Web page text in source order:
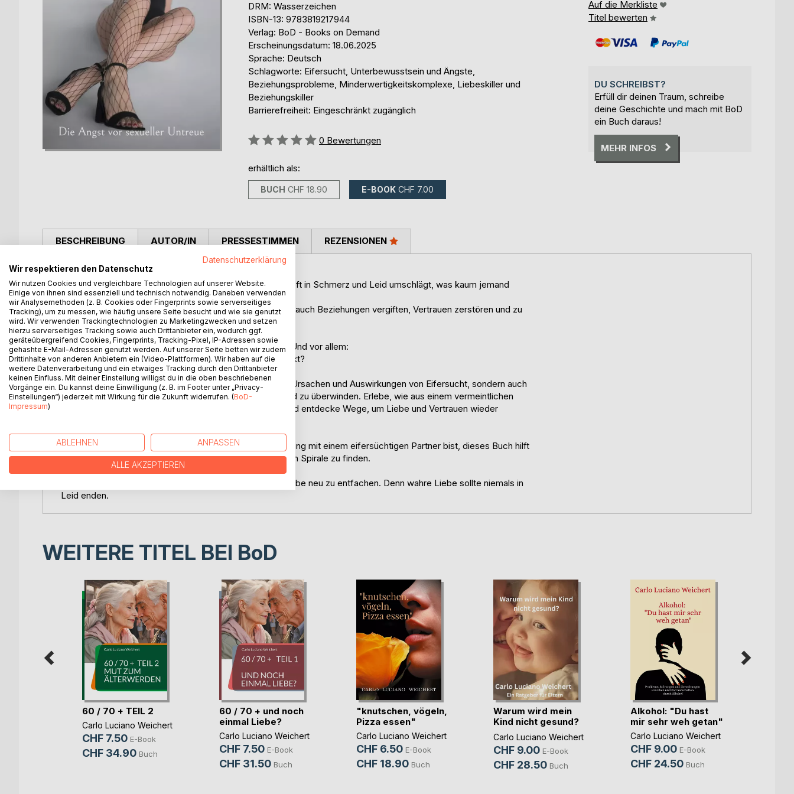
DRM: Wasserzeichen
ISBN-13: 9783819217944
Verlag: BoD - Books on Demand
Erscheinungsdatum: 18.06.2025
Sprache: Deutsch
Schlagworte: Eifersucht, Unterbewusstsein und Ängste,
Beziehungsprobleme, Minderwertigkeitskomplexe, Liebeskiller und
Beziehungskiller
Barrierefreiheit: Eingeschränkt zugänglich
Bewertung::
0 Bewertungen
erhältlich als:
BUCH CHF 18.90 E-BOOK CHF 7.00
Auf die Merkliste
Titel bewerten
DU SCHREIBST?
Erfüll dir deinen Traum, schreibe
deine Geschichte und mach mit BoD
ein Buch daraus!
MEHR INFOS
BESCHREIBUNG
Eifersucht: Wenn Liebe zerstört wird
Eifersucht, ein Gefühl, das aus Liebe geboren wird, aber oft in Schmerz und Leid umschlägt, was kaum jemand
versteht.
Eifersucht kann ein Zeichen von Liebe sein, aber sie kann auch Beziehungen vergiften, Vertrauen zerstören und zu
Kontrolle und Leid führen.
Wie viel Eifersucht ist normal? Wann wird sie gefährlich? Und vor allem:
Wie kann man mit ihr umgehen, bevor sie die Liebe erstickt?
Dieses Buch bietet nicht nur tiefgehende Einblicke in die Ursachen und Auswirkungen von Eifersucht, sondern auch
praktische Strategien, um diese Emotion zu verstehen und zu überwinden. Erlebe, wie aus einem vermeintlichen
Schutzmechanismus ein Beziehungskiller werden kann und entdecke Wege, um Liebe und Vertrauen wieder
Ob du selbst unter Eifersucht leidest oder in einer Beziehung mit einem eifersüchtigen Partner bist, dieses Buch hilft
dir, Klarheit zu gewinnen und Wege aus dieser emotionalen Spirale zu finden.
Lass dich inspirieren, deine Beziehungen zu heilen und Liebe neu zu entfachen. Denn wahre Liebe sollte niemals in
Leid enden.
AUTOR/IN PRESSESTIMMEN REZENSIONEN
WEITERE TITEL BEI BoD
60 / 70 + TEIL 2
Carlo Luciano Weichert
CHF 7.50 E-Book
CHF 34.90 Buch
60 / 70 + und noch
einmal Liebe?
Carlo Luciano Weichert
CHF 7.50 E-Book
CHF 31.50 Buch
"knutschen, vögeln,
Pizza essen"
Carlo Luciano Weichert
CHF 6.50 E-Book
CHF 18.90 Buch
Warum wird mein
Kind nicht gesund?
(...)
Carlo Luciano Weichert
CHF 9.00 E-Book
CHF 28.50 Buch
Alkohol: "Du hast
mir sehr weh getan"
Carlo Luciano Weichert
CHF 9.00 E-Book
CHF 24.50 Buch
Datenschutzerklärung
Wir respektieren den Datenschutz
Wir nutzen Cookies und vergleichbare Technologien auf unserer Website.
Einige von ihnen sind essenziell und technisch notwendig. Daneben verwenden
wir Analysemethoden (z. B. Cookies oder Fingerprints sowie serverseitiges
Tracking), um zu messen, wie häufig unsere Seite besucht und wie sie genutzt
wird. Wir verwenden Trackingtechnologien zu Marketingzwecken und setzen
hierzu serverseitiges Tracking sowie auch Drittanbieter ein, wodurch ggf.
geräteübergreifend Cookies, Fingerprints, Tracking-Pixel, IP-Adressen sowie
gehashte E-Mail-Adressen genutzt werden. Auf unserer Seite betten wir zudem
Drittinhalte von anderen Anbietern ein (Video-Plattformen). Wir haben auf die
weitere Datenverarbeitung und ein etwaiges Tracking durch den Drittanbieter
keinen Einfluss. Mit deiner Einstellung willigst du in die oben beschriebenen
Vorgänge ein. Du kannst deine Einwilligung (z. B. im Footer unter „Privacy-
Einstellungen“) jederzeit mit Wirkung für die Zukunft widerrufen. (BoD-
Impressum)
ABLEHNEN ANPASSEN
ALLE AKZEPTIEREN